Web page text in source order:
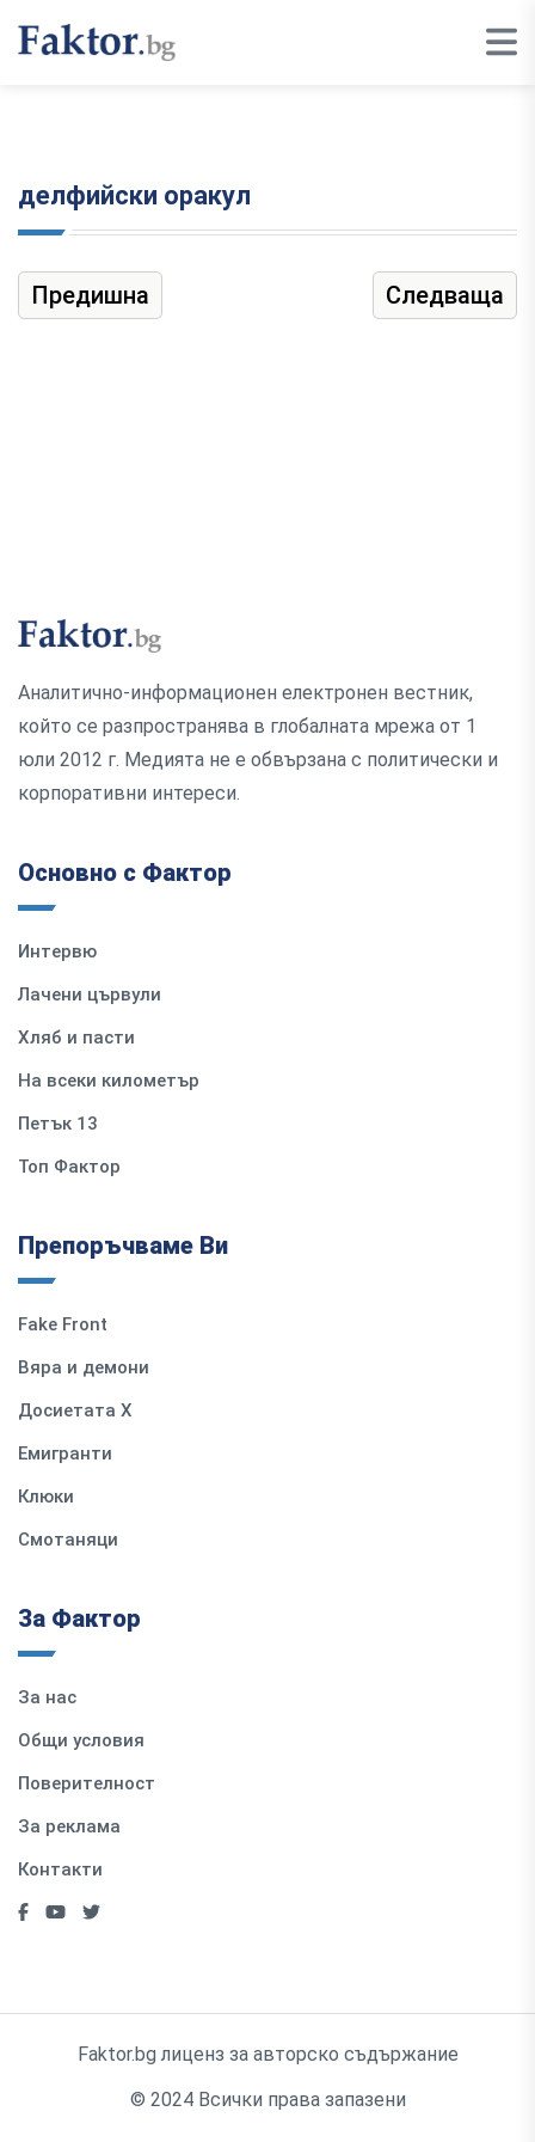
делфийски оракул
Предишна Следваща
Аналитично-информационен електронен вестник,
който се разпространява в глобалната мрежа от 1
юли 2012 г. Медията не е обвързана с политически и
корпоративни интереси.
Основно с Фактор
Интервю
Лачени цървули
Хляб и пасти
На всеки километър
Петък 13
Топ Фактор
Препоръчваме Ви
Fake Front
Вяра и демони
Досиетата Х
Емигранти
Клюки
Смотаняци
За Фактор
За нас
Общи условия
Поверителност
За реклама
Контакти
Faktor.bg лиценз за авторско съдържание
© 2024 Всички права запазени